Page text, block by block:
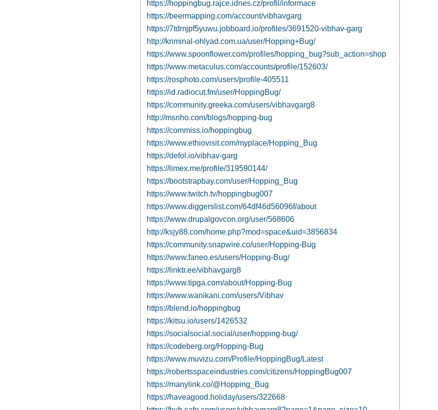
https://hoppingbug.rajce.idnes.cz/profil/informace
https://beermapping.com/account/vibhavgarg
https://7tdmjpf5yuwu.jobboard.io/profiles/3691520-vibhav-garg
http://kriminal-ohlyad.com.ua/user/Hopping+Bug/
https://www.spoonflower.com/profiles/hopping_bug?sub_action=shop
https://www.metaculus.com/accounts/profile/152603/
https://rosphoto.com/users/profile-405511
https://id.radiocut.fm/user/HoppingBug/
https://community.greeka.com/users/vibhavgarg8
http://msnho.com/blogs/hopping-bug
https://commiss.io/hoppingbug
https://www.ethiovisit.com/myplace/Hopping_Bug
https://defol.io/vibhav-garg
https://limex.me/profile/319590144/
https://bootstrapbay.com/user/Hopping_Bug
https://www.twitch.tv/hoppingbug007
https://www.diggerslist.com/64df46d56096f/about
https://www.drupalgovcon.org/user/568606
http://ksjy88.com/home.php?mod=space&uid=3856834
https://community.snapwire.co/user/Hopping-Bug
https://www.faneo.es/users/Hopping-Bug/
https://linktr.ee/vibhavgarg8
https://www.tipga.com/about/Hopping-Bug
https://www.wanikani.com/users/Vibhav
https://blend.io/hoppingbug
https://kitsu.io/users/1426532
https://socialsocial.social/user/hopping-bug/
https://codeberg.org/Hopping-Bug
https://www.muvizu.com/Profile/HoppingBug/Latest
https://robertsspaceindustries.com/citizens/HoppingBug007
https://manylink.co/@Hopping_Bug
https://haveagood.holiday/users/322668